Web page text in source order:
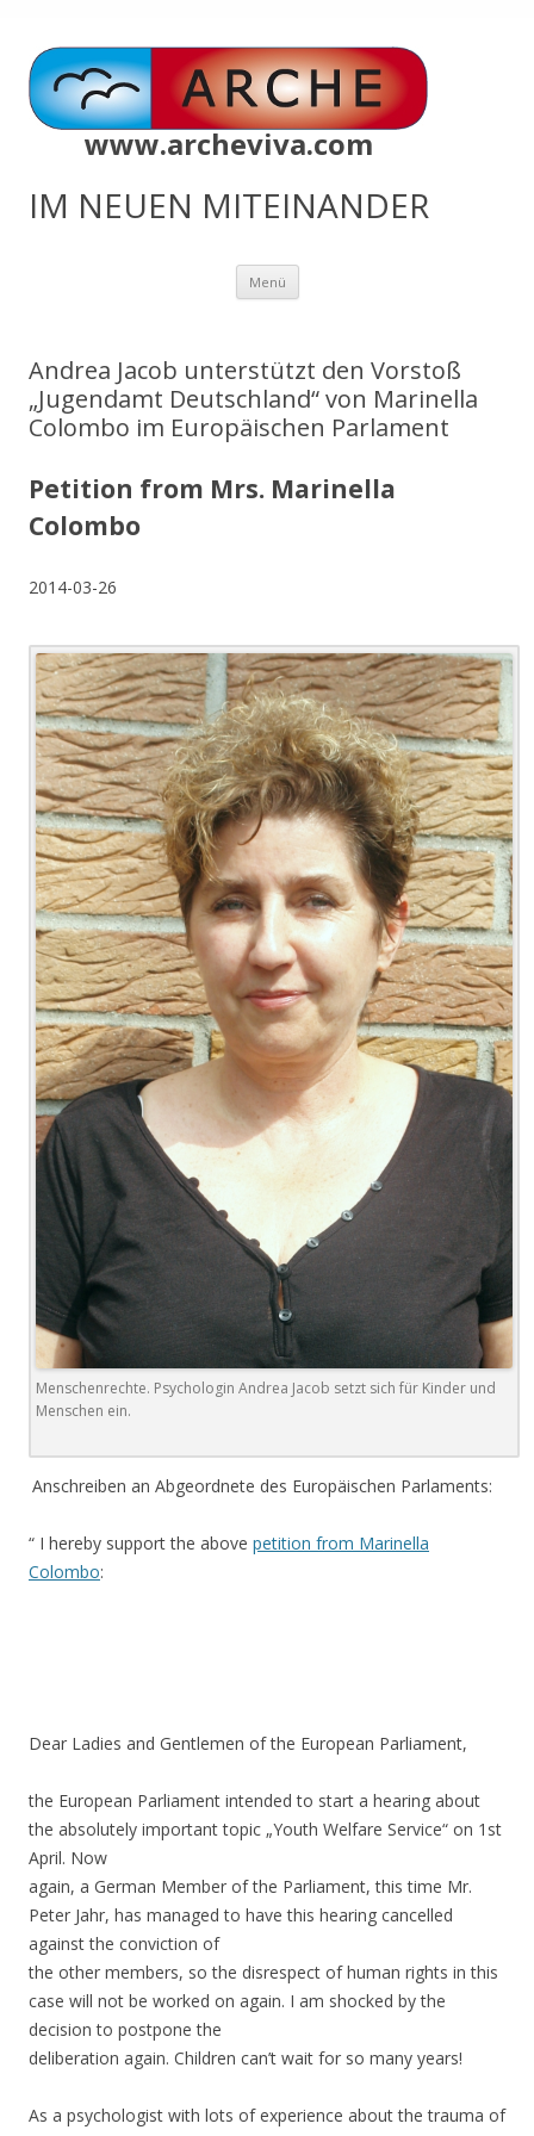
www.archeviva.com
IM NEUEN MITEINANDER
Menü Zum
springen
Andrea Jacob unterstützt den Vorstoß
„Jugendamt Deutschland“ von Marinella
Colombo im Europäischen Parlament
Petition from Mrs. Marinella
Colombo
2014-03-26
Menschenrechte. Psychologin Andrea Jacob setzt sich für Kinder und
Menschen ein.
Anschreiben an Abgeordnete des Europäischen Parlaments:
“ I hereby support the above petition from Marinella
Colombo:
Dear Ladies and Gentlemen of the European Parliament,
the European Parliament intended to start a hearing about
the absolutely important topic „Youth Welfare Service“ on 1st
April. Now
again, a German Member of the Parliament, this time Mr.
Peter Jahr, has managed to have this hearing cancelled
against the conviction of
the other members, so the disrespect of human rights in this
case will not be worked on again. I am shocked by the
decision to postpone the
deliberation again. Children can’t wait for so many years!
As a psychologist with lots of experience about the trauma of